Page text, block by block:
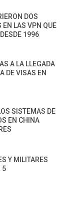
DOS
EN LAS VPN QUE
1996
A LA LLEGADA
DE VISAS EN
SISTEMAS DE
EN CHINA
Y MILITARES
5